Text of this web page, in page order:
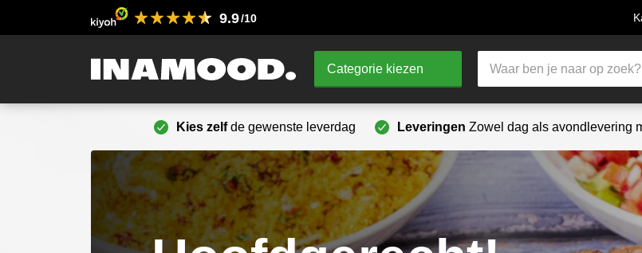
9.9/10
Categorie kiezen
Producten
zoeken
Kies zelfde gewenste leverdag Leveringen Zowel dag als avondlevering